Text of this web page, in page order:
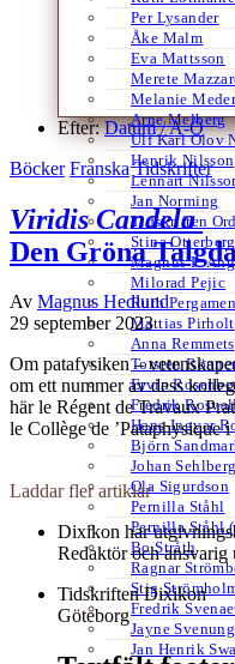
Per Lysander
Åke Malm
Eva Mattsson
Merete
Melanie
Arne Melberg
Ulf Karl Olov
Henrik Nilsson
Lennart
Jan Norming
Tidskriften
Stina Otterberg
Magnus P.
Milorad Pejic
Ruth
Mattias Pirholt
Anna Remmets
Torsten
Ervin
Fredrik
Hans-Ingvar
Björn
Johan Sehlberg
Ola Sigurdson
Pernilla Ståhl
Pernilla Ståhl
Bo Stråth
Ragnar
Stig
Fredrik
Jayne
Jan Henrik
Efter:Datum /A-Ö
Böcker Franska Tidskrifter
Viridis Candela
Den Gröna
Av Magnus Hedlund
29 september 2023
Om patafysiken –
om ett nummer av dess
här le Régent de Travaux
le Collège de
Laddar fler artiklar
Dixikon har
Redaktör och
Tidskriften Dixikon
Göteborg